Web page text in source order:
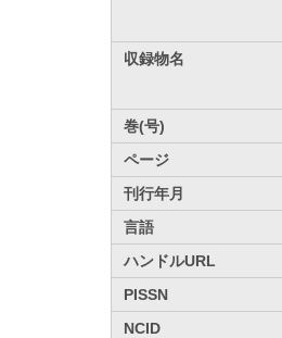
収録物名
巻(号)
ページ
刊行年月
言語
ハンドルURL
PISSN
NCID